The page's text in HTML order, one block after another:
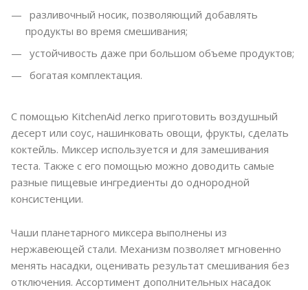
разливочный носик, позволяющий добавлять
продукты во время смешивания;
устойчивость даже при большом объеме продуктов;
богатая комплектация.
С помощью KitchenAid легко приготовить воздушный
десерт или соус, нашинковать овощи, фрукты, сделать
коктейль. Миксер используется и для замешивания
теста. Также с его помощью можно доводить самые
разные пищевые ингредиенты до однородной
консистенции.
Чаши планетарного миксера выполнены из
нержавеющей стали. Механизм позволяет мгновенно
менять насадки, оценивать результат смешивания без
отключения. Ассортимент дополнительных насадок